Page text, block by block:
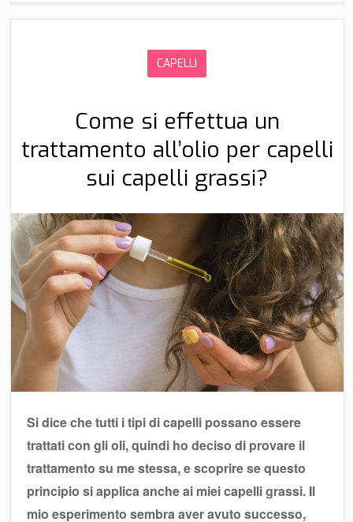
CAPELLI
Come si effettua un
trattamento all’olio per capelli
sui capelli grassi?
Si dice che tutti i tipi di capelli possano essere
trattati con gli oli, quindi ho deciso di provare il
trattamento su me stessa, e scoprire se questo
principio si applica anche ai miei capelli grassi. Il
mio esperimento sembra aver avuto successo,